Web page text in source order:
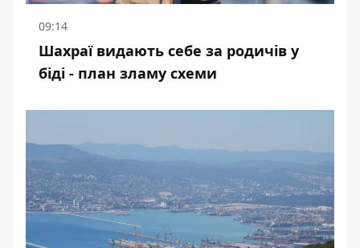
09:14
Шахраї видають себе за родичів у
біді - план зламу схеми